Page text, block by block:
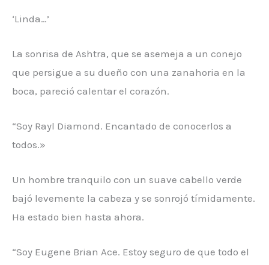
‘Linda…’
La sonrisa de Ashtra, que se asemeja a un conejo
que persigue a su dueño con una zanahoria en la
boca, pareció calentar el corazón.
“Soy Rayl Diamond. Encantado de conocerlos a
todos.»
Un hombre tranquilo con un suave cabello verde
bajó levemente la cabeza y se sonrojó tímidamente.
Ha estado bien hasta ahora.
“Soy Eugene Brian Ace. Estoy seguro de que todo el